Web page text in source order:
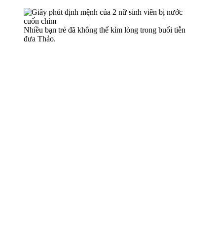
Nhiều bạn trẻ đã không thể kìm lòng trong buổi tiễn
đưa Thảo.